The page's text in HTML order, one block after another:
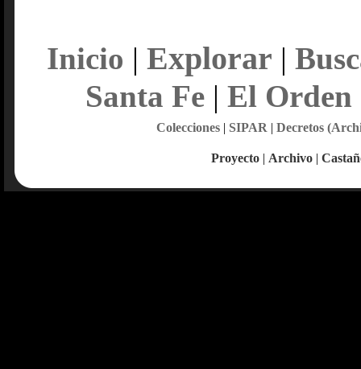
Inicio | Explorar |
Santa Fe| El Orden
Colecciones| SIPAR | Decretos
Proyecto | Archivo |